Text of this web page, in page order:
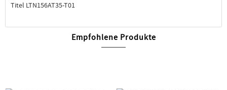
Titel LTN156AT35-T01
Empfohlene Produkte